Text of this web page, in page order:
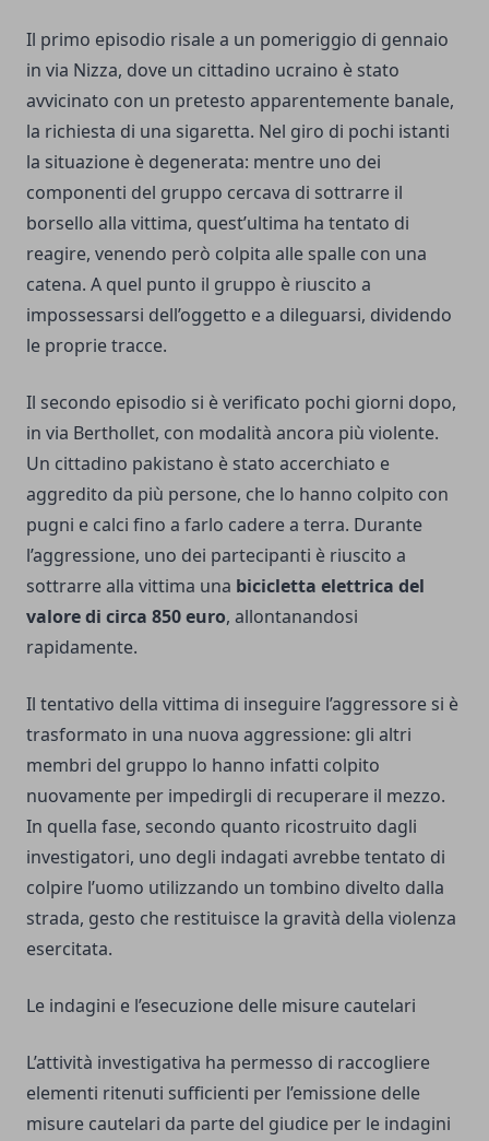
Il primo episodio risale a un pomeriggio di gennaio
in via Nizza, dove un cittadino ucraino è stato
avvicinato con un pretesto apparentemente banale,
la richiesta di una sigaretta. Nel giro di pochi istanti
la situazione è degenerata: mentre uno dei
componenti del gruppo cercava di sottrarre il
borsello alla vittima, quest’ultima ha tentato di
reagire, venendo però colpita alle spalle con una
catena. A quel punto il gruppo è riuscito a
impossessarsi dell’oggetto e a dileguarsi, dividendo
le proprie tracce.
Il secondo episodio si è verificato pochi giorni dopo,
in via Berthollet, con modalità ancora più violente.
Un cittadino pakistano è stato accerchiato e
aggredito da più persone, che lo hanno colpito con
pugni e calci fino a farlo cadere a terra. Durante
l’aggressione, uno dei partecipanti è riuscito a
sottrarre alla vittima una bicicletta elettrica del
valore di circa 850 euro, allontanandosi
rapidamente.
Il tentativo della vittima di inseguire l’aggressore si è
trasformato in una nuova aggressione: gli altri
membri del gruppo lo hanno infatti colpito
nuovamente per impedirgli di recuperare il mezzo.
In quella fase, secondo quanto ricostruito dagli
investigatori, uno degli indagati avrebbe tentato di
colpire l’uomo utilizzando un tombino divelto dalla
strada, gesto che restituisce la gravità della violenza
esercitata.
Le indagini e l’esecuzione delle misure cautelari
L’attività investigativa ha permesso di raccogliere
elementi ritenuti sufficienti per l’emissione delle
misure cautelari da parte del giudice per le indagini